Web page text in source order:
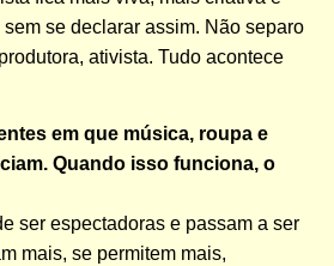
se declarar assim. Não separo
ativista. Tudo acontece
em que música, roupa e
Quando isso funciona, o
ser espectadoras e passam a ser
mais, se permitem mais,